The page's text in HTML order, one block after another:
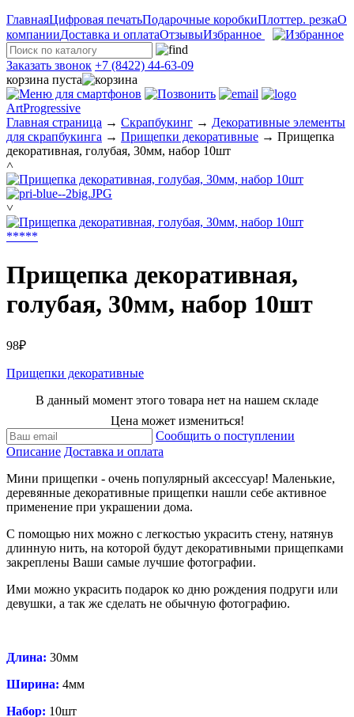
ГлавнаяЦифровая печатьПодарочные коробкиПлоттер. резкаО
компанииДоставка и оплатаОтзывыИзбранное
Заказать звонок +7 (8422) 44-63-09
корзина пуста
ArtProgressive
Главная страница → Скрапбукинг → Декоративные элементы
для скрапбукинга → Прищепки декоративные → Прищепка
декоративная, голубая, 30мм, набор 10шт
˄
˅
*****
Прищепка декоративная,
голубая, 30мм, набор 10шт
98₽
Прищепки декоративные
В данный момент этого товара нет на нашем складе
Цена может измениться!
Сообщить о поступлении
Описание Доставка и оплата
Мини прищепки - очень популярный аксессуар! Маленькие,
деревянные декоративные прищепки нашли себе активное
применение при украшении дома.
С помощью них можно с легкостью украсить стену, натянув
длинную нить, на которой будут декоративными прищепками
закреплены Ваши самые лучшие фотографии.
Ими можно украсить подарок ко дню рождения подруги или
девушки, а так же сделать не обычную фотографию.
Длина: 30мм
Ширина: 4мм
Набор: 10шт